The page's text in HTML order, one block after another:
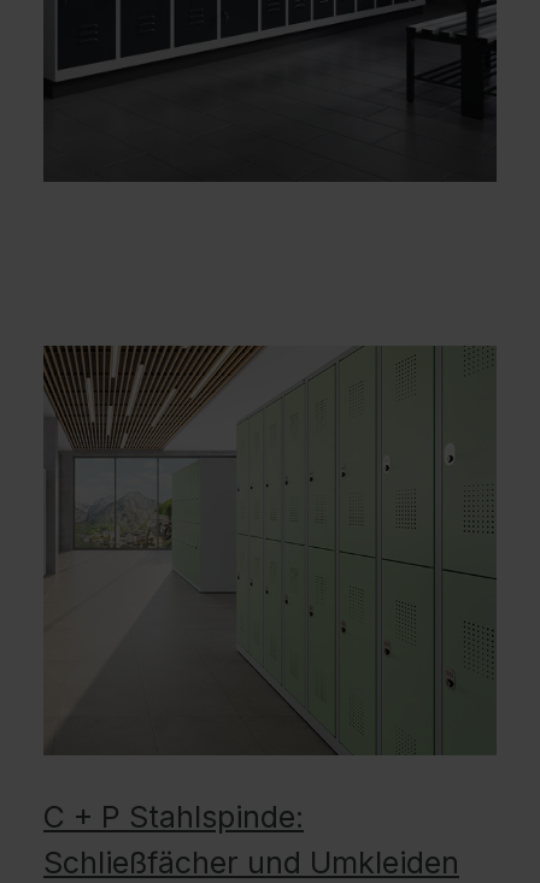
C + P Stahlspinde:
Schließfächer und Umkleiden